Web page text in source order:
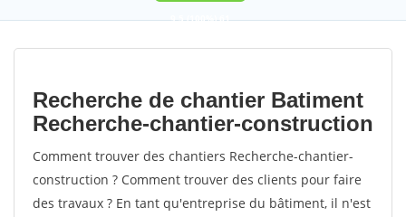
9,5(100%)61
votes
Recherche de chantier Batiment
Recherche-chantier-construction
Comment trouver des chantiers Recherche-chantier-
construction ? Comment trouver des clients pour faire
des travaux ? En tant qu'entreprise du bâtiment, il n'est